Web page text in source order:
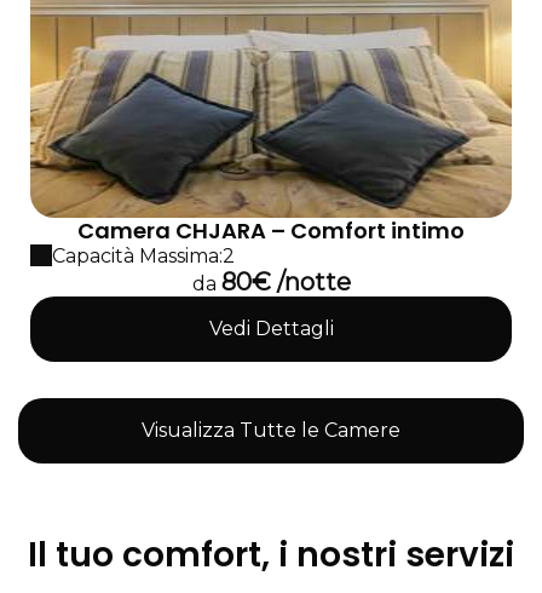
Camera CHJARA – Comfort intimo
Capacità Massima:2
da 80€ /notte
Vedi Dettagli
Visualizza Tutte le Camere
Il tuo comfort, i nostri servizi